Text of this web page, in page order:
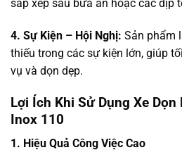
sắp xếp sau bữa ăn hoặc các dịp
4. Sự Kiện – Hội Nghị: Sản phẩm
thiếu trong các sự kiện lớn, giúp
vụ và dọn dẹp.
Lợi Ích Khi Sử Dụng Xe Dọn
Inox 110
1. Hiệu Quả Công Việc Cao